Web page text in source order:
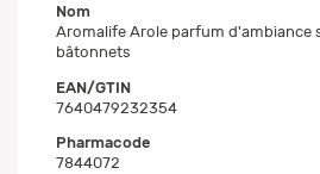
Nom
Aromalife Arole parfum d'ambiance
bâtonnets
EAN/GTIN
7640479232354
Pharmacode
7844072